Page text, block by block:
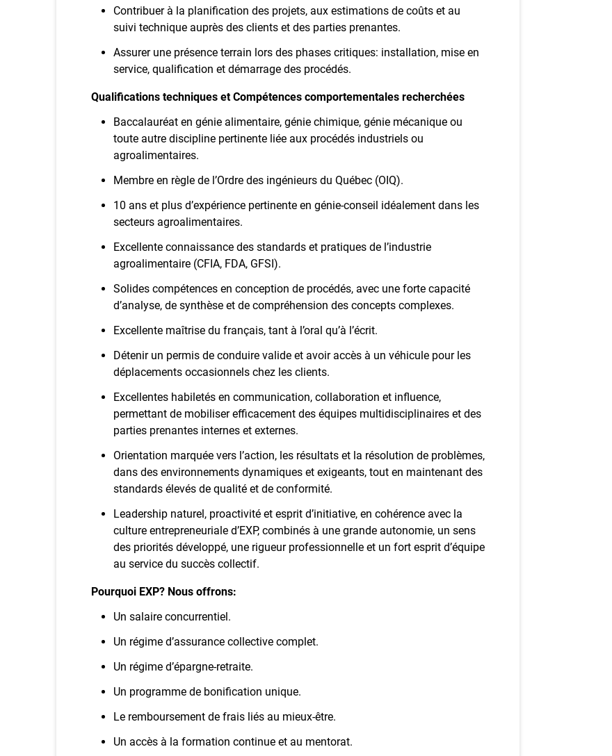
Contribuer à la planification des projets, aux estimations de coûts et au
suivi technique auprès des clients et des parties prenantes.
Assurer une présence terrain lors des phases critiques: installation, mise en
service, qualification et démarrage des procédés.
Qualifications techniques et Compétences comportementales recherchées
Baccalauréat en génie alimentaire, génie chimique, génie mécanique ou
toute autre discipline pertinente liée aux procédés industriels ou
agroalimentaires.
Membre en règle de l’Ordre des ingénieurs du Québec (OIQ).
10 ans et plus d’expérience pertinente en génie‑conseil idéalement dans les
secteurs agroalimentaires.
Excellente connaissance des standards et pratiques de l’industrie
agroalimentaire (CFIA, FDA, GFSI).
Solides compétences en conception de procédés, avec une forte capacité
d’analyse, de synthèse et de compréhension des concepts complexes.
Excellente maîtrise du français, tant à l’oral qu’à l’écrit.
Détenir un permis de conduire valide et avoir accès à un véhicule pour les
déplacements occasionnels chez les clients.
Excellentes habiletés en communication, collaboration et influence,
permettant de mobiliser efficacement des équipes multidisciplinaires et des
parties prenantes internes et externes.
Orientation marquée vers l’action, les résultats et la résolution de problèmes,
dans des environnements dynamiques et exigeants, tout en maintenant des
standards élevés de qualité et de conformité.
Leadership naturel, proactivité et esprit d’initiative, en cohérence avec la
culture entrepreneuriale d’EXP, combinés à une grande autonomie, un sens
des priorités développé, une rigueur professionnelle et un fort esprit d’équipe
au service du succès collectif.
Pourquoi EXP? Nous offrons:
Un salaire concurrentiel.
Un régime d’assurance collective complet.
Un régime d’épargne‑retraite.
Un programme de bonification unique.
Le remboursement de frais liés au mieux‑être.
Un accès à la formation continue et au mentorat.